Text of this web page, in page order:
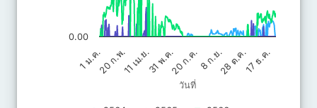
วันที่
1 ม.ค. 20 ก.ค.
20 ก.พ.11 เม.ย.31 พ.ค. 8 ก.ย.28 ต.ค.17 ธ.ค.
0.00